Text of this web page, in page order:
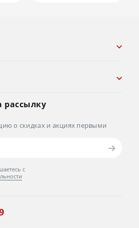
рассылку
о скидках и акциях первыми
с